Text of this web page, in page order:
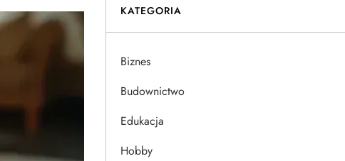
KATEGORIA
Biznes
Budownictwo
Edukacja
Hobby